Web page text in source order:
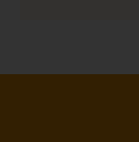
izazovima